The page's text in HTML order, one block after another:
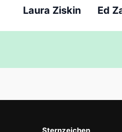
Laura Ziskin Ed